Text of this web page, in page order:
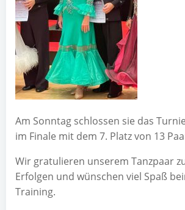
Am Sonn­tag schlos­sen sie das
im Fina­le mit dem 7. Platz von 13
Wir gra­tu­lie­ren unse­rem Tanz­paar
Erfol­gen und wün­schen viel Spaß
Training.